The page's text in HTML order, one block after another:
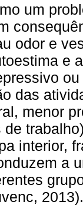
um
odor e
e
das
menor
interior,
a
2013).